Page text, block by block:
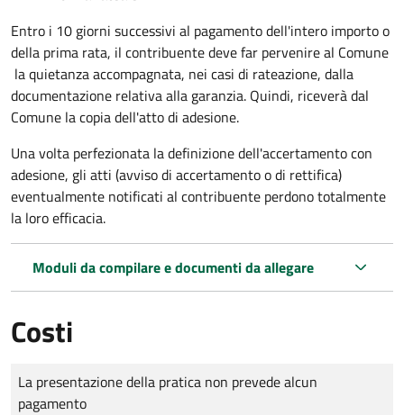
Entro i 10 giorni successivi al pagamento dell'intero importo o
della prima rata, il contribuente deve far pervenire al Comune
la quietanza accompagnata, nei casi di rateazione, dalla
documentazione relativa alla garanzia. Quindi, riceverà dal
Comune la copia dell'atto di adesione.
Una volta perfezionata la definizione dell'accertamento con
adesione, gli atti (avviso di accertamento o di rettifica)
eventualmente notificati al contribuente perdono totalmente
la loro efficacia.
Moduli da compilare e documenti da allegare
Costi
Tipo di pagamento
Importo
La presentazione della pratica non prevede alcun
pagamento